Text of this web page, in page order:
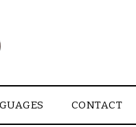
CONTACT